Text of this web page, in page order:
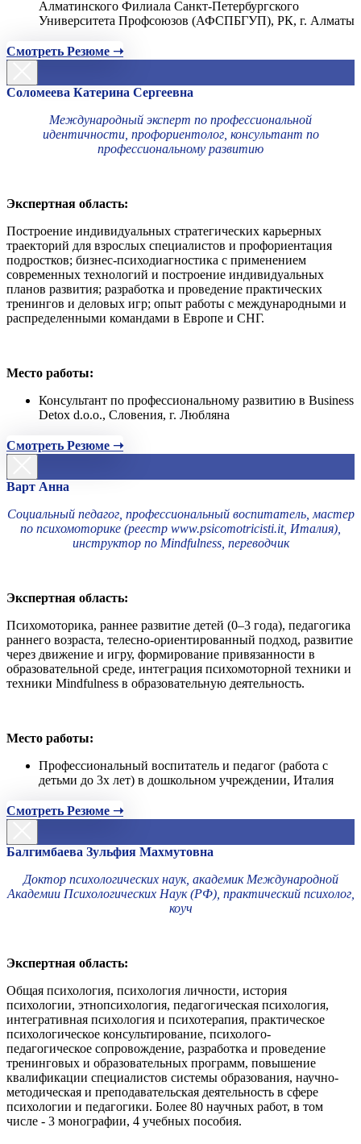
Алматинского Филиала Санкт-Петербургского
Университета Профсоюзов (АФСПБГУП), РК, г. Алматы
Смотреть Резюме ➝
Соломеева Катерина Сергеевна
Международный эксперт по профессиональной
идентичности, профориентолог, консультант по
профессиональному развитию
Экспертная область:
Построение индивидуальных стратегических карьерных
траекторий для взрослых специалистов и профориентация
подростков; бизнес-психодиагностика с применением
современных технологий и построение индивидуальных
планов развития; разработка и проведение практических
тренингов и деловых игр; опыт работы с международными и
распределенными командами в Европе и СНГ.
Место работы:
Консультант по профессиональному развитию в Business
Detox d.o.o., Словения, г. Любляна
Смотреть Резюме ➝
Варт Анна
Социальный педагог, профессиональный воспитатель, мастер
по психомоторике (реестр www.psicomotricisti.it, Италия),
инструктор по Mindfulness, переводчик
Экспертная область:
Психомоторика, раннее развитие детей (0–3 года), педагогика
раннего возраста, телесно-ориентированный подход, развитие
через движение и игру, формирование привязанности в
образовательной среде, интеграция психомоторной техники и
техники Mindfulness в образовательную деятельность.
Место работы:
Профессиональный воспитатель и педагог (работа с
детьми до 3х лет) в дошкольном учреждении, Италия
Смотреть Резюме ➝
Балгимбаева Зульфия Махмутовна
Доктор психологических наук, академик Международной
Академии Психологических Наук (РФ), практический психолог,
коуч
Экспертная область:
Общая психология, психология личности, история
психологии, этнопсихология, педагогическая психология,
интегративная психология и психотерапия, практическое
психологическое консультирование, психолого-
педагогическое сопровождение, разработка и проведение
тренинговых и образовательных программ, повышение
квалификации специалистов системы образования, научно-
методическая и преподавательская деятельность в сфере
психологии и педагогики. Более 80 научных работ, в том
числе - 3 монографии, 4 учебных пособия.